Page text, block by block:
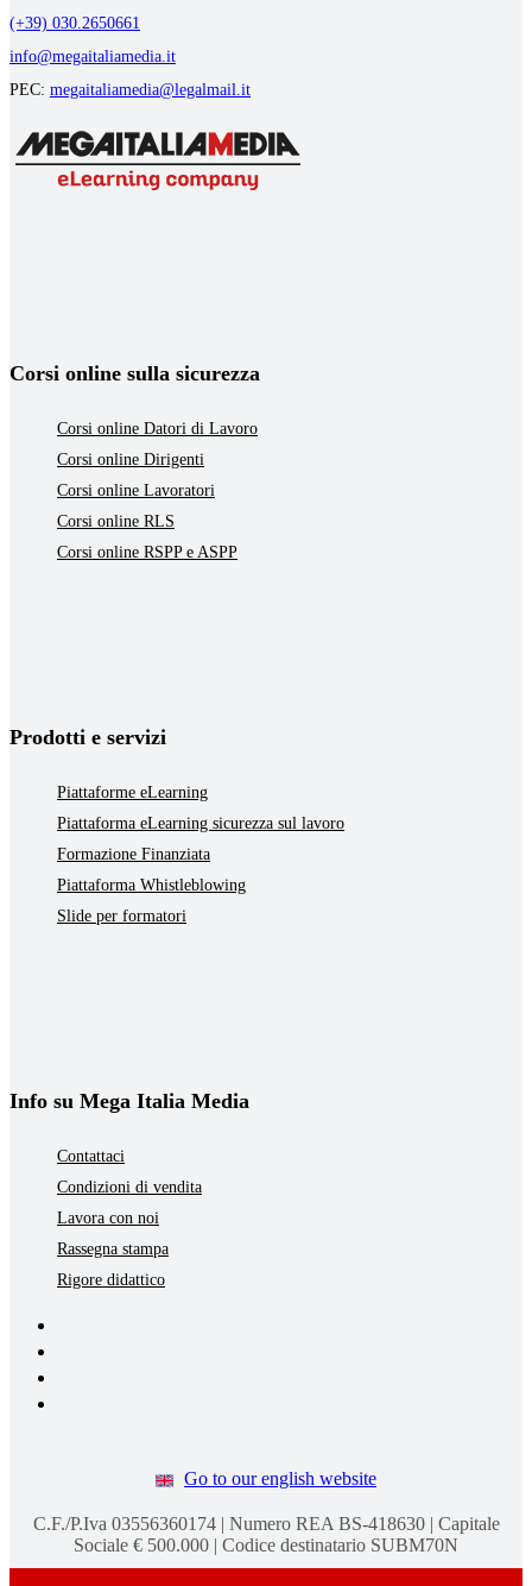
(+39) 030.2650661
info@megaitaliamedia.it
PEC: megaitaliamedia@legalmail.it
Corsi online sulla sicurezza
Corsi online Datori di Lavoro
Corsi online Dirigenti
Corsi online Lavoratori
Corsi online RLS
Corsi online RSPP e ASPP
Prodotti e servizi
Piattaforme eLearning
Piattaforma eLearning sicurezza sul lavoro
Formazione Finanziata
Piattaforma Whistleblowing
Slide per formatori
Info su Mega Italia Media
Contattaci
Condizioni di vendita
Lavora con noi
Rassegna stampa
Rigore didattico
Go to our english website
C.F./P.Iva 03556360174 | Numero REA BS-418630 | Capitale
Sociale € 500.000 | Codice destinatario SUBM70N